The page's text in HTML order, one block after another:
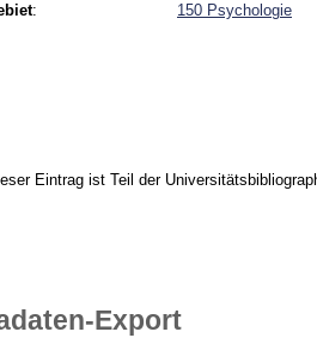
: 150 Psychologie
Eintrag ist Teil der
Export